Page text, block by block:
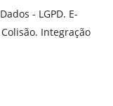
- LGPD. E-
Integração